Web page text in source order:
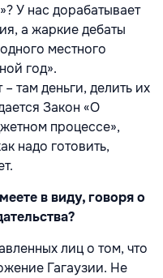
У нас дорабатывает
а жаркие дебаты
местного
год».
там деньги, делить их
Закон «О
процессе»,
надо готовить,
в виду, говоря о
лиц о том, что
Гагаузии. Не